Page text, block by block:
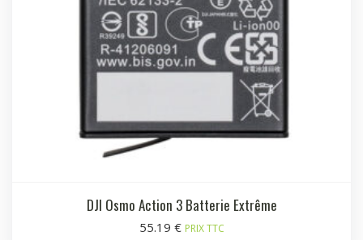
DJI Osmo Action 3 Batterie Extrême
55.19 € PRIX TTC